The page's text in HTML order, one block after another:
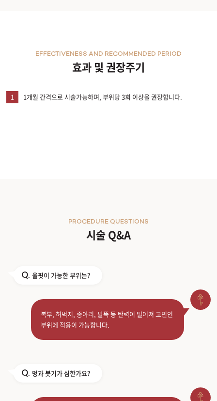
효과 및 권장주기
EFFECTIVENESS AND RECOMMENDED PERIOD
1 1개월 간격으로 시술가능하며, 부위당 3회 이상을 권장합니다.
시술 Q&A
PROCEDURE QUESTIONS
Q. 울핏이 가능한 부위는?
복부, 허벅지, 종아리, 팔뚝 등 탄력이 떨어져 고민인
부위에 적용이 가능합니다.
Q. 멍과 붓기가 심한가요?